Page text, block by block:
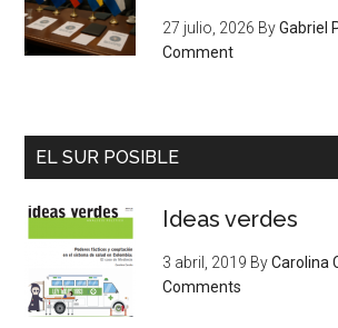
27 julio, 2026 ByGabriel
Comment
EL SUR POSIBLE
Ideas verdes
3 abril, 2019 ByCarolina
Comments